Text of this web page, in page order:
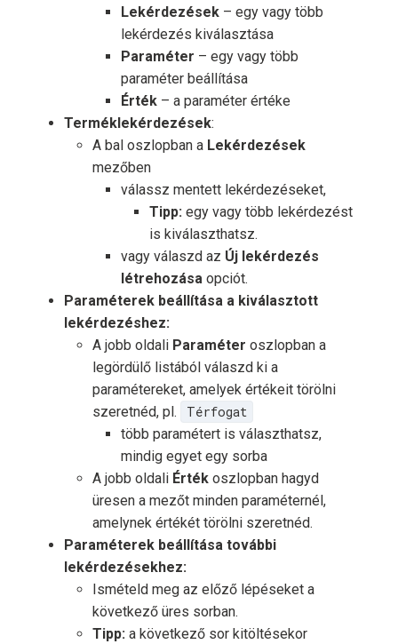
Lekérdezések – egy vagy több
lekérdezés kiválasztása
Paraméter – egy vagy több
paraméter beállítása
Érték – a paraméter értéke
Terméklekérdezések:
A bal oszlopban a Lekérdezések
mezőben
válassz mentett lekérdezéseket,
Tipp: egy vagy több lekérdezést
is kiválaszthatsz.
vagy válaszd az Új lekérdezés
létrehozása opciót.
Paraméterek beállítása a kiválasztott
lekérdezéshez:
A jobb oldali Paraméter oszlopban a
legördülő listából válaszd ki a
paramétereket, amelyek értékeit törölni
szeretnéd, pl.
Térfogat
több paramétert is választhatsz,
mindig egyet egy sorba
A jobb oldali Érték oszlopban hagyd
üresen a mezőt minden paraméternél,
amelynek értékét törölni szeretnéd.
Paraméterek beállítása további
lekérdezésekhez:
Ismételd meg az előző lépéseket a
következő üres sorban.
Tipp: a következő sor kitöltésekor